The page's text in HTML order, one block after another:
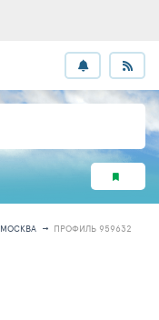
МОСКВА ПРОФИЛЬ 959632